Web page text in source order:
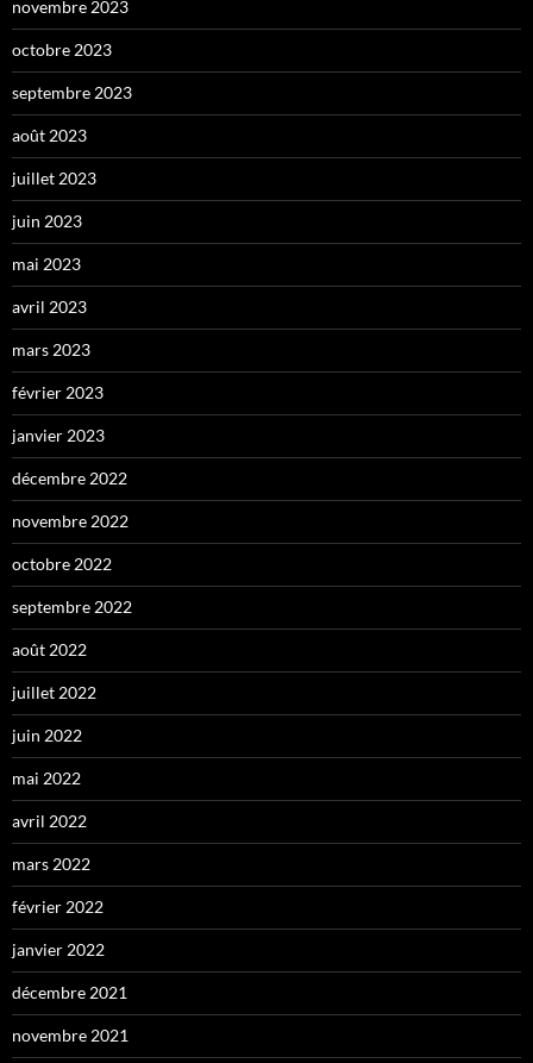
novembre 2023
octobre 2023
septembre 2023
août 2023
juillet 2023
juin 2023
mai 2023
avril 2023
mars 2023
février 2023
janvier 2023
décembre 2022
novembre 2022
octobre 2022
septembre 2022
août 2022
juillet 2022
juin 2022
mai 2022
avril 2022
mars 2022
février 2022
janvier 2022
décembre 2021
novembre 2021